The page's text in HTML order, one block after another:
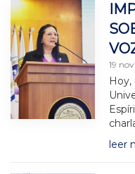
19
Hoy,
leer